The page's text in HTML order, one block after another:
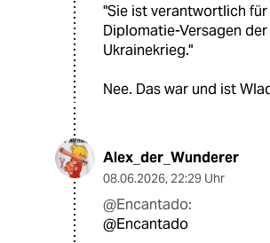
"Sie ist verantwortlich
Diplomatie-Versagen der
Ukrainekrieg."
Nee. Das war und ist
Alex_der_Wunderer
08.06.2026, 22:29 Uhr
@Encantado:
@Encantado